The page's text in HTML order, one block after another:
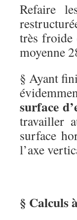
Refaire
très froide
moyenne
§ Ayant
surface
travailler
surface
l’axe
§ Calculs